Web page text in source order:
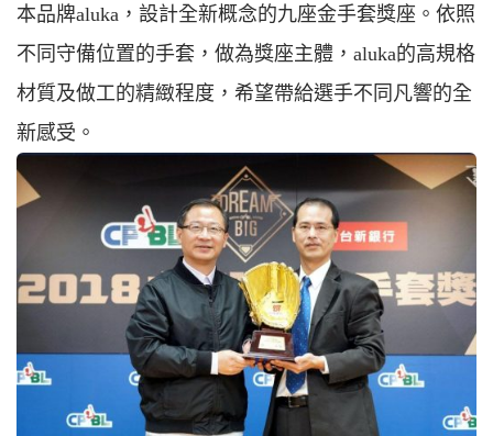
本品牌aluka，設計全新概念的九座金手套獎座。依照
不同守備位置的手套，做為獎座主體，aluka的高規格
材質及做工的精緻程度，希望帶給選手不同凡響的全
新感受。